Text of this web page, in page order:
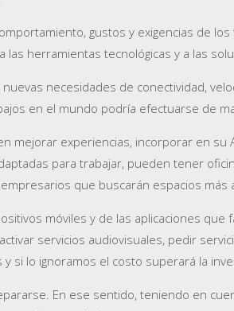
gustos y exigencias de
herramientas tecnológicas y a las
necesidades de conectividad,
en el mundo podría efectuarse de
mejorar experiencias, incorporar en
para trabajar, pueden tener
que buscarán espacios más
móviles y de las aplicaciones
servicios audiovisuales, pedir
si lo ignoramos el costo superará la
En ese sentido, teniendo en